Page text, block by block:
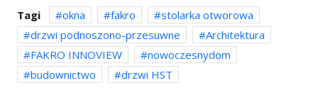
Tagi okna fakro
stolarka otworowa
drzwi podnoszono-przesuwne
Architektura
FAKRO INNOVIEW
nowoczesnydom
budownictwo
drzwi HST